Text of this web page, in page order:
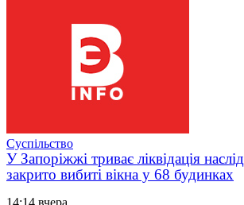
Суспільство
У Запоріжжі триває ліквідація
закрито вибиті вікна у 68 будинках